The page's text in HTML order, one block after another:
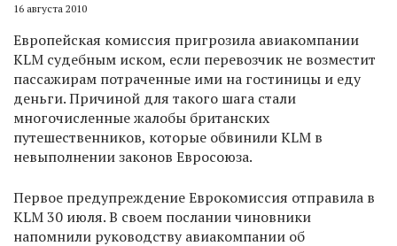
16 августа 2010
Европейская комиссия пригрозила авиакомпании
KLM судебным иском, если перевозчик не возместит
пассажирам потраченные ими на гостиницы и еду
деньги. Причиной для такого шага стали
многочисленные жалобы британских
путешественников, которые обвинили KLM в
невыполнении законов Евросоюза.
Первое предупреждение Еврокомиссия отправила в
KLM 30 июля. В своем послании чиновники
напомнили руководству авиакомпании об